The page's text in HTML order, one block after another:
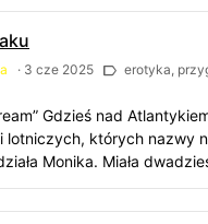
· 3 cze 2025 erotyka,
Gdzieś nad
lotniczych, których nazwy
Monika. Miała